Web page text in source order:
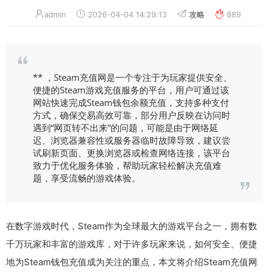
admin 2026-04-04 14:29:13 攻略 889
** ，Steam充值网是一个专注于为玩家提供安全、
便捷的Steam游戏充值服务的平台，用户可通过该
网站快速完成Steam钱包余额充值，支持多种支付
方式，确保交易高效可靠，部分用户反映在访问时
遇到“网页转不出来”的问题，可能是由于网络延
迟、浏览器兼容性或服务器临时故障导致，建议尝
试刷新页面、更换浏览器或检查网络连接，该平台
致力于优化服务体验，帮助玩家轻松解决充值难
题，享受流畅的游戏体验。
在数字游戏时代，Steam作为全球最大的游戏平台之一，拥有数
千万玩家和丰富的游戏库，对于许多玩家来说，如何安全、便捷
地为Steam钱包充值成为关注的重点，本文将介绍Steam充值网